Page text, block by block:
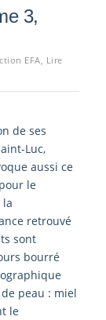
3,
EFA
Lire
de ses
Luc,
aussi ce
le
la
retrouvé
sont
bourré
peau : miel
le